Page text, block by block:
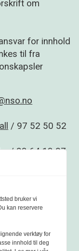
om
for innhold
til fra
/ 97 52 50 52
/ 93 64 13 07
på
etter
. Fagbladet
bruker vi
kan reservere
verktøy for
innhold til deg